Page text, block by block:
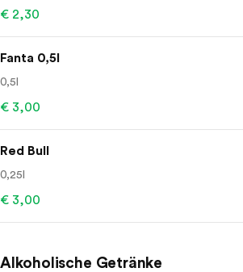
€ 2,30
Fanta 0,5l
0,5l
€ 3,00
Red Bull
0,25l
€ 3,00
Alkoholische Getränke